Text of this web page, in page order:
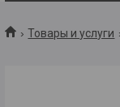
Товары и услуги